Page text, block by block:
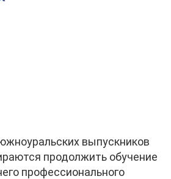
выпускников
продолжить обучение
профессионального